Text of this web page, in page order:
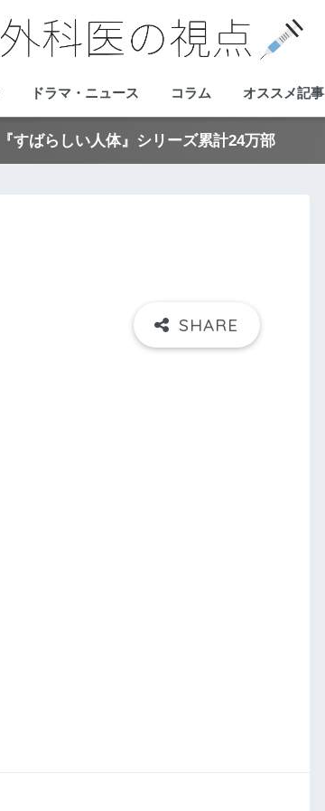
ドラマ・ニュース コラム オススメ記事
『すばらしい人体』シリーズ累計24万部